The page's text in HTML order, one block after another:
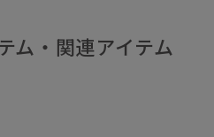
ム・関連アイテム